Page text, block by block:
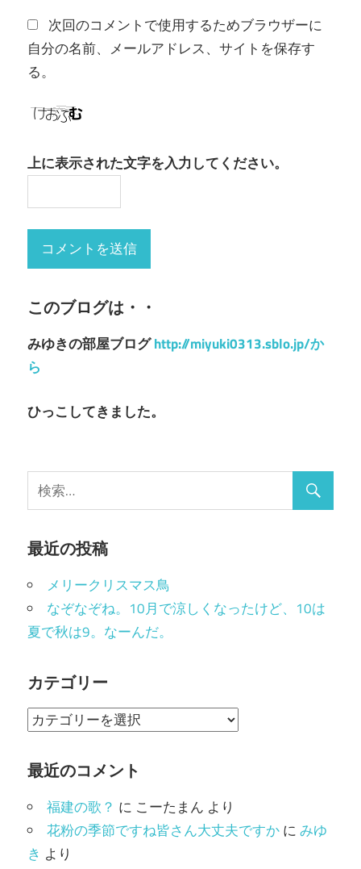
次回のコメントで使用するためブラウザーに
自分の名前、メールアドレス、サイトを保存す
る。
上に表示された文字を入力してください。
このブログは・・
みゆきの部屋ブログhttp://miyuki0313.sblo.jp/か
ら
ひっこしてきました。
最近の投稿
メリークリスマス鳥
なぞなぞね。10月で涼しくなったけど、10は
夏で秋は9。なーんだ。
カテゴリー
カ
ゴ
ー
最近のコメント
福建の歌？ に こーたまん より
花粉の季節ですね皆さん大丈夫ですかにみゆ
き より